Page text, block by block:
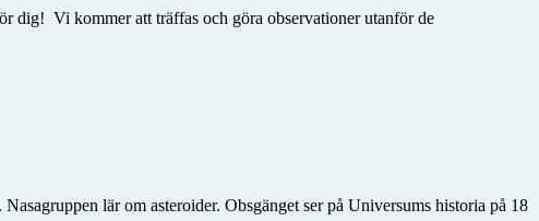
dig! Vi kommer att träffas och göra observationer utanför de
lär om asteroider. Obsgänget ser på Universums historia på 18